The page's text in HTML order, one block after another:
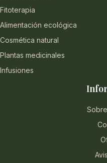
Fitoterapia
Alimentación ecológica
Cosmética natural
Plantas medicinales
Infusiones